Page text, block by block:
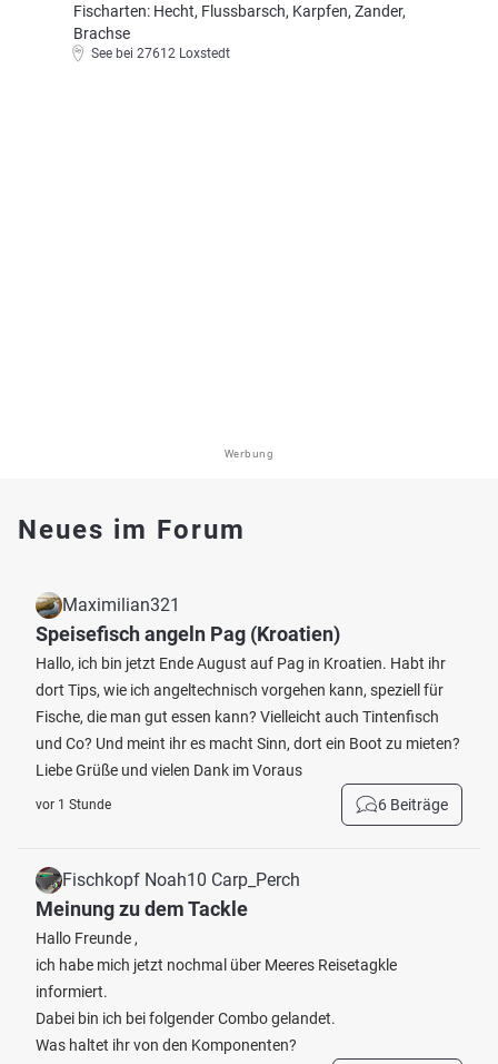
Fischarten: Hecht, Flussbarsch, Karpfen, Zander,
Brachse
See bei 27612 Loxstedt
Werbung
Neues im Forum
Maximilian321
Speisefisch angeln Pag (Kroatien)
Hallo, ich bin jetzt Ende August auf Pag in Kroatien. Habt ihr
dort Tips, wie ich angeltechnisch vorgehen kann, speziell für
Fische, die man gut essen kann? Vielleicht auch Tintenfisch
und Co? Und meint ihr es macht Sinn, dort ein Boot zu mieten?
Liebe Grüße und vielen Dank im Voraus
vor 1 Stunde 6 Beiträge
Fischkopf Noah10 Carp_Perch
Meinung zu dem Tackle
Hallo Freunde ,
ich habe mich jetzt nochmal über Meeres Reisetagkle
informiert.
Dabei bin ich bei folgender Combo gelandet.
Was haltet ihr von den Komponenten?